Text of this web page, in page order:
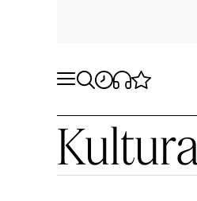
Kultura